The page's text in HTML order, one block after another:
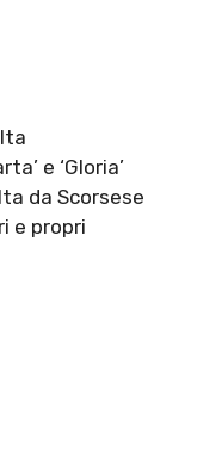
e ‘Gloria’
da Scorsese
e propri